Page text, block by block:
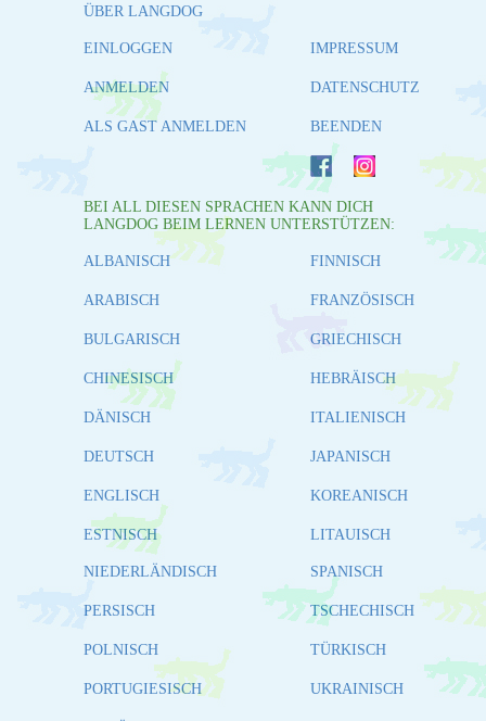
ÜBER LANGDOG
EINLOGGEN
ANMELDEN
ALS GAST ANMELDEN
IMPRESSUM
DATENSCHUTZ
BEENDEN
BEI ALL DIESEN SPRACHEN KANN DICH
LANGDOG BEIM LERNEN UNTERSTÜTZEN:
ALBANISCH
ARABISCH
BULGARISCH
CHINESISCH
DÄNISCH
DEUTSCH
ENGLISCH
ESTNISCH
FINNISCH
FRANZÖSISCH
GRIECHISCH
HEBRÄISCH
ITALIENISCH
JAPANISCH
KOREANISCH
LITAUISCH
NIEDERLÄNDISCH
PERSISCH
POLNISCH
PORTUGIESISCH
SPANISCH
TSCHECHISCH
TÜRKISCH
UKRAINISCH